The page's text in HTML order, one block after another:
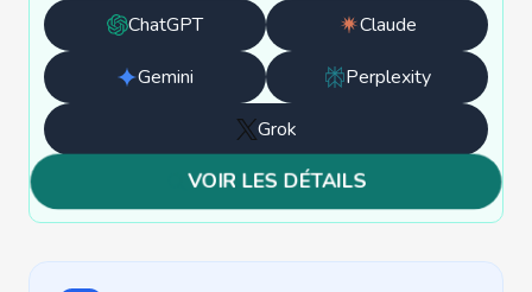
ChatGPT
Ouvrir
avec
Claude
Ouvrir
avec
Claude
Gemini
Ouvrir
Gemini
Perplexity
Ouvrir
Perplexity
Grok
Ouvrir
avec
VOIR LES DÉTAILS